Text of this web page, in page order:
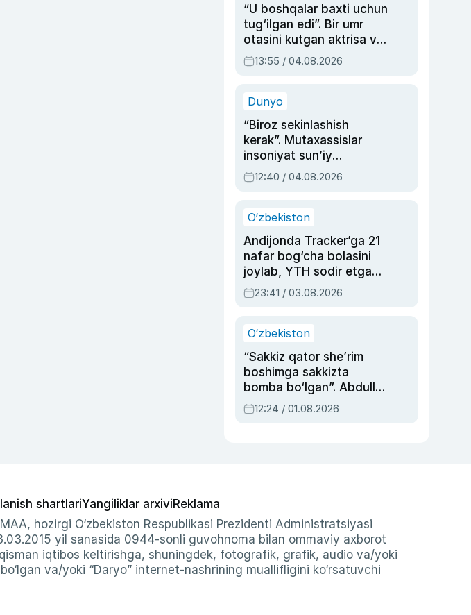
“U boshqalar baxti uchun
tug‘ilgan edi”. Bir umr
otasini kutgan aktrisa va
dublyaj ustasi Rimma
Ahmedovaning
13:55 / 04.08.2026
Dunyo
“Biroz sekinlashish
kerak”. Mutaxassislar
insoniyat sun’iy
intellektni boshqara
olmay qolishidan xavotir
12:40 / 04.08.2026
O‘zbekiston
Andijonda Tracker’ga 21
nafar bog‘cha bolasini
joylab, YTH sodir etgan
ayolga sud hukmi o‘qildi
23:41 / 03.08.2026
O‘zbekiston
“Sakkiz qator she’rim
boshimga sakkizta
bomba bo‘lgan”. Abdulla
Oripovni siyosiy
ayblovlardan asrab
12:24 / 01.08.2026
shartlariYangiliklar arxiviReklama
hozirgi O‘zbekiston Respublikasi Prezidenti Administratsiyasi
yil sanasida 0944-sonli guvohnoma bilan ommaviy axborot
iqtibos keltirishga, shuningdek, fotografik, grafik, audio va/yoki
va/yoki “Daryo” internet-nashrining muallifligini ko‘rsatuvchi